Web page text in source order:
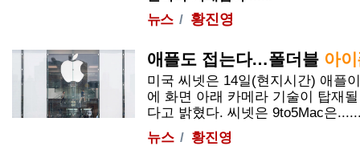
뉴스
황진영
애플도 접는다…폴더블 아
미국 씨넷은 14일(현지시간) 애플
에 화면 아래 카메라 기술이 탑재
다고 밝혔다. 씨넷은 9to5Mac은
뉴스
황진영